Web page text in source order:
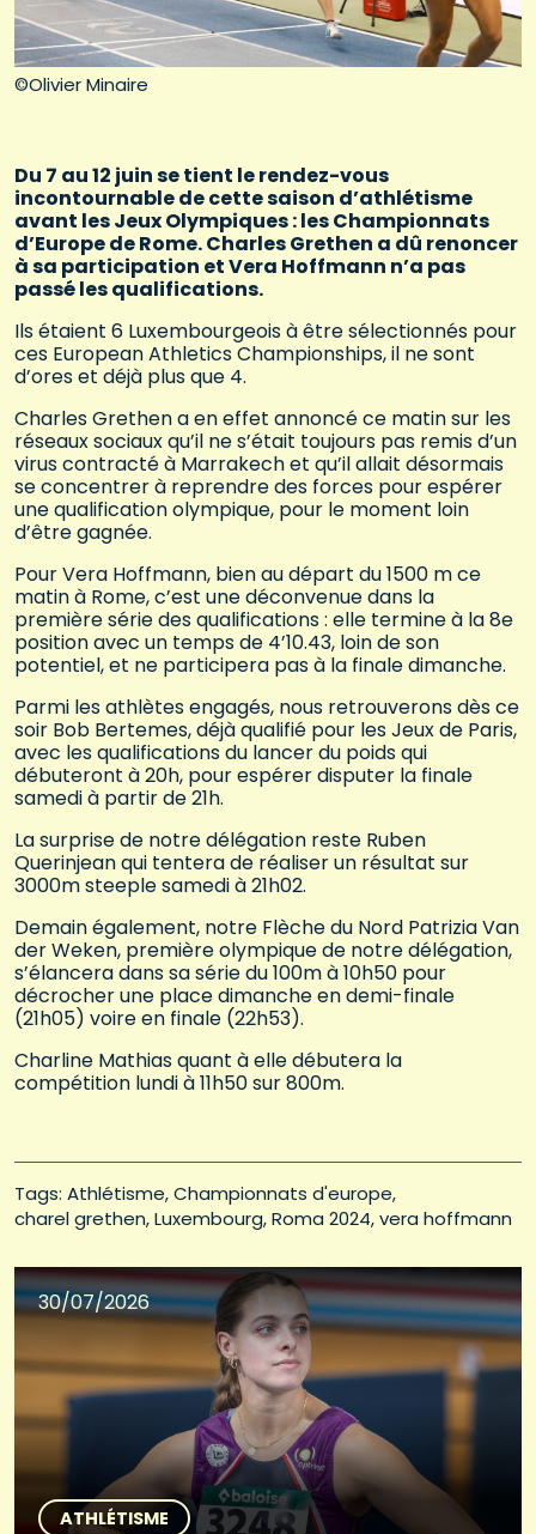
©Olivier Minaire
Du 7 au 12 juin se tient le rendez-vous
incontournable de cette saison d’athlétisme
avant les Jeux Olympiques : les Championnats
d’Europe de Rome. Charles Grethen a dû renoncer
à sa participation et Vera Hoffmann n’a pas
passé les qualifications.
Ils étaient 6 Luxembourgeois à être sélectionnés pour
ces European Athletics Championships, il ne sont
d’ores et déjà plus que 4.
Charles Grethen a en effet annoncé ce matin sur les
réseaux sociaux qu’il ne s’était toujours pas remis d’un
virus contracté à Marrakech et qu’il allait désormais
se concentrer à reprendre des forces pour espérer
une qualification olympique, pour le moment loin
d’être gagnée.
Pour Vera Hoffmann, bien au départ du 1500 m ce
matin à Rome, c’est une déconvenue dans la
première série des qualifications : elle termine à la 8e
position avec un temps de 4’10.43, loin de son
potentiel, et ne participera pas à la finale dimanche.
Parmi les athlètes engagés, nous retrouverons dès ce
soir Bob Bertemes, déjà qualifié pour les Jeux de Paris,
avec les qualifications du lancer du poids qui
débuteront à 20h, pour espérer disputer la finale
samedi à partir de 21h.
La surprise de notre délégation reste Ruben
Querinjean qui tentera de réaliser un résultat sur
3000m steeple samedi à 21h02.
Demain également, notre Flèche du Nord Patrizia Van
der Weken, première olympique de notre délégation,
s’élancera dans sa série du 100m à 10h50 pour
décrocher une place dimanche en demi-finale
(21h05) voire en finale (22h53).
Charline Mathias quant à elle débutera la
compétition lundi à 11h50 sur 800m.
Tags: Athlétisme Championnats d'europe
charel grethen Luxembourg Roma 2024 vera hoffmann
30/07/2026
ATHLÉTISME